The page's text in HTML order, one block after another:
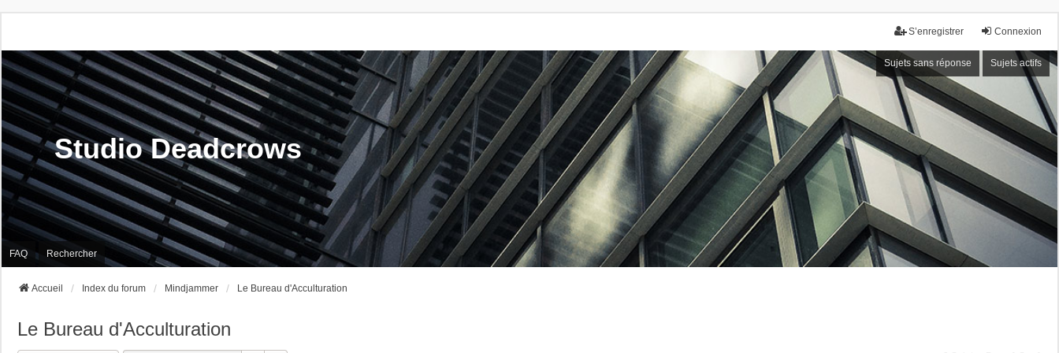
Connexion
S’enregistrer
Sujets sans réponse Sujets actifs
Studio Deadcrows
FAQ Rechercher
Accueil Index du forum Mindjammer Le Bureau d'Acculturation
Le Bureau d'Acculturation